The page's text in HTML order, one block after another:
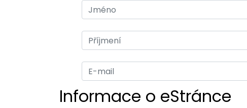
Informace o eStránce